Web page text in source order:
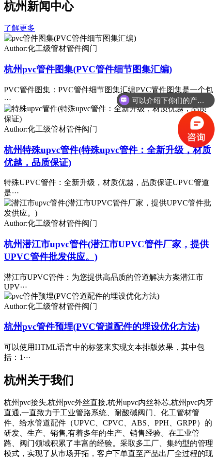
杭州新闻中心
了解更多
Author:化工级管材管件阀门
杭州pvc管件图集(PVC管件细节图集汇编)
PVC管件图集：PVC管件细节图集汇编PVC管件图集是一个包
···
Author:化工级管材管件阀门
杭州特殊upvc管件(特殊upvc管件：全新升级，材质
优越，品质保证)
特殊UPVC管件：全新升级，材质优越，品质保证UPVC管道
是···
Author:化工级管材管件阀门
杭州潜江市upvc管件(潜江市UPVC管件厂家，提供
UPVC管件批发供应。)
潜江市UPVC管件：为您提供高品质的管道解决方案潜江市
UPV···
Author:化工级管材管件阀门
杭州pvc管件预埋(PVC管道配件的埋设优化方法)
可以使用HTML语言中的标签来实现文本排版效果，其中包
括：1···
杭州关于我们
杭州pvc接头,杭州pvc外丝直接,杭州upvc内丝补芯,杭州pvc内牙
直通,一直致力于工业管路系统、耐酸碱阀门、化工管材管
件、给水管道配件（UPVC、CPVC、ABS、PPH、GRPP）的
研发、生产、销售,有着多年的生产、销售经验。在工业管
路、阀门领域积累了丰富的经验。采取多工厂、集约型的管理
模式，实现了从市场开拓，客户下单直至产品出厂全过程的现
可以介绍下你们的产品么